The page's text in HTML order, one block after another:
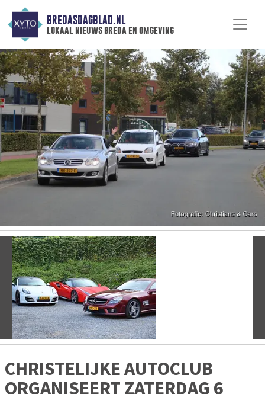
BREDASDAGBLAD.NL
lokaal nieuws breda en omgeving
Vorige
CHRISTELIJKE AUTOCLUB
ORGANISEERT ZATERDAG 6